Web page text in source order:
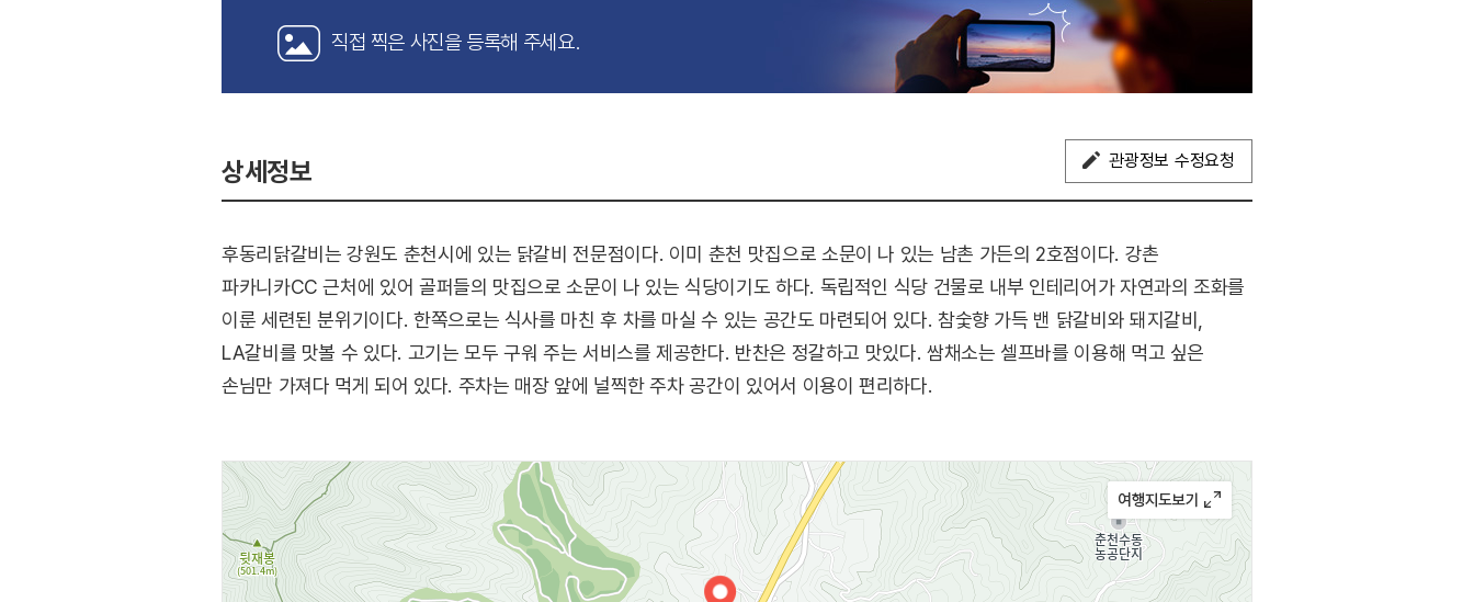
직접 찍은 사진을 등록해 주세요.
상세정보 관광정보 수정요청
후동리닭갈비는 강원도 춘천시에 있는 닭갈비 전문점이다. 이미 춘천 맛집으로 소문이 나 있는 남촌 가든의 2호점이다. 강촌
파카니카CC 근처에 있어 골퍼들의 맛집으로 소문이 나 있는 식당이기도 하다. 독립적인 식당 건물로 내부 인테리어가 자연과의 조화를
이룬 세련된 분위기이다. 한쪽으로는 식사를 마친 후 차를 마실 수 있는 공간도 마련되어 있다. 참숯향 가득 밴 닭갈비와 돼지갈비,
LA갈비를 맛볼 수 있다. 고기는 모두 구워 주는 서비스를 제공한다. 반찬은 정갈하고 맛있다. 쌈채소는 셀프바를 이용해 먹고 싶은
손님만 가져다 먹게 되어 있다. 주차는 매장 앞에 널찍한 주차 공간이 있어서 이용이 편리하다.